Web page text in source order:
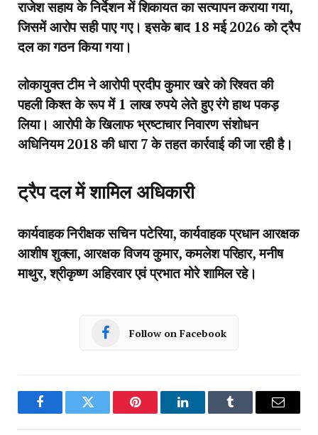
राजेश सहाय के निर्देशन में शिकायत का सत्यापन कराया गया,
जिसमें आरोप सही पाए गए। इसके बाद 18 मई 2026 को ट्रैप
दल का गठन किया गया।
लोकायुक्त टीम ने आरोपी प्रदीप कुमार खरे को रिश्वत की
पहली किश्त के रूप में 1 लाख रुपये लेते हुए रंगे हाथ पकड़
लिया। आरोपी के खिलाफ भ्रष्टाचार निवारण संशोधन
अधिनियम 2018 की धारा 7 के तहत कार्रवाई की जा रही है।
ट्रैप दल में शामिल अधिकारी
कार्यवाहक निरीक्षक सचिन पटेरिया, कार्यवाहक प्रधान आरक्षक
आशीष शुक्ला, आरक्षक विजय कुमार, कमलेश परिहार, मनीष
माथुर, श्रीकृष्ण अहिरवार एवं प्रभात मोरे शामिल रहे।
Follow on Facebook
FacebookTwitter Pinterest LinkedInTumblr Email